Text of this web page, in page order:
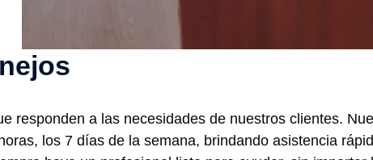
responden a las necesidades de nuestros clientes.
los 7 días de la semana, brindando asistencia